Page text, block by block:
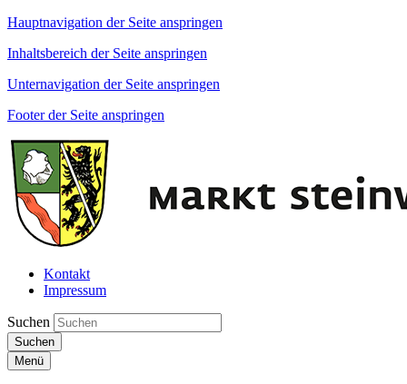
Hauptnavigation der Seite anspringen
Inhaltsbereich der Seite anspringen
Unternavigation der Seite anspringen
Footer der Seite anspringen
Kontakt
Impressum
Suchen
Suchen
Menü